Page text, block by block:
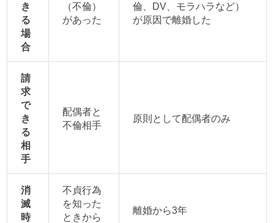
き
る
場
合
（不倫）
があった
倫、DV、モラハラなど）
が原因で離婚した
請
求
で
き
る
相
手
配偶者と
不倫相手
原則として配偶者のみ
消
滅
時
不貞行為
を知った
ときから
離婚から3年